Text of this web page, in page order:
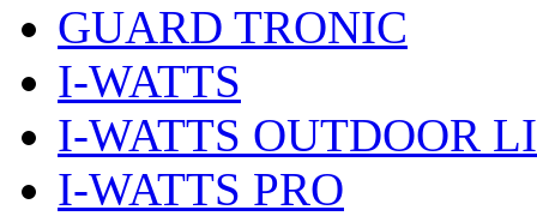
GUARD TRONIC
I-WATTS
I-WATTS OUTDOOR
I-WATTS PRO